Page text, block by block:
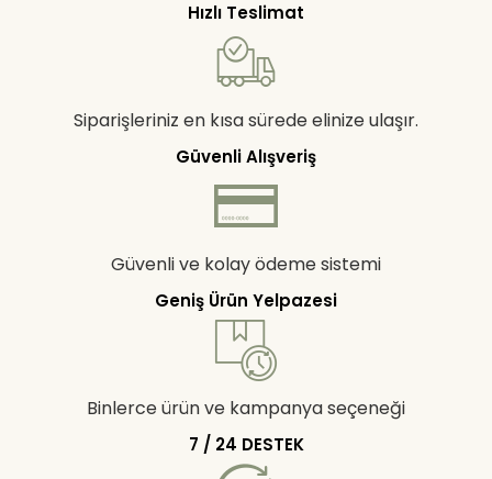
Hızlı Teslimat
Siparişleriniz en kısa sürede elinize ulaşır.
Güvenli Alışveriş
Güvenli ve kolay ödeme sistemi
Geniş Ürün Yelpazesi
Binlerce ürün ve kampanya seçeneği
7 / 24 DESTEK